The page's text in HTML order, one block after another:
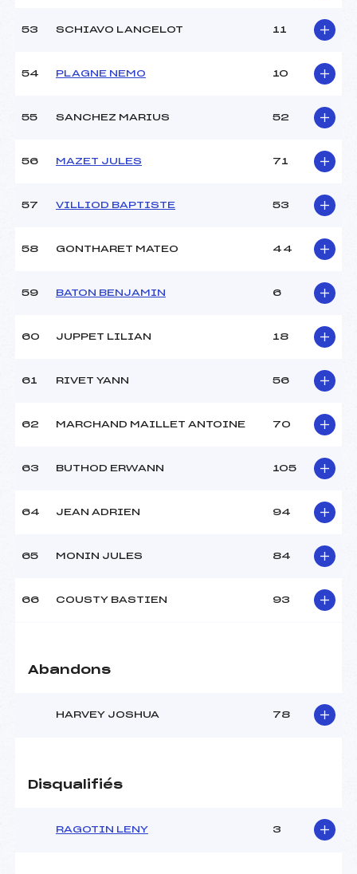
53 SCHIAVO LANCELOT 11
54 PLAGNE NEMO 10
55 SANCHEZ MARIUS 52
56 MAZET JULES 71
57 VILLIOD BAPTISTE 53
58 GONTHARET MATEO 44
59 BATON BENJAMIN 6
60 JUPPET LILIAN 18
61 RIVET YANN 56
62 MARCHAND MAILLET ANTOINE 70
63 BUTHOD ERWANN 105
64 JEAN ADRIEN 94
65 MONIN JULES 84
66 COUSTY BASTIEN 93
Abandons
HARVEY JOSHUA 78
Disqualifiés
RAGOTIN LENY 3